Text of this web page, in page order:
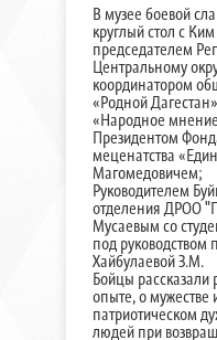
В музее боевой
круглый стол с
председателем
Центральному
координатором
«Родной
«Народное
Президентом
меценатства
Магомедовичем;
Руководителем
отделения ДРОО
Мусаевым со
под руководством
Хайбулаевой З.М.
Бойцы рассказали
опыте, о мужестве
патриотическом
людей при